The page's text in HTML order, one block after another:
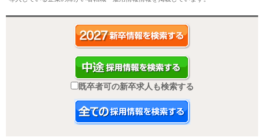
既卒者可の新卒求人も検索する